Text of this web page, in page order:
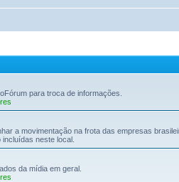
para troca de informações.
a movimentação na frota das empresas
neste local.
da mídia em geral.